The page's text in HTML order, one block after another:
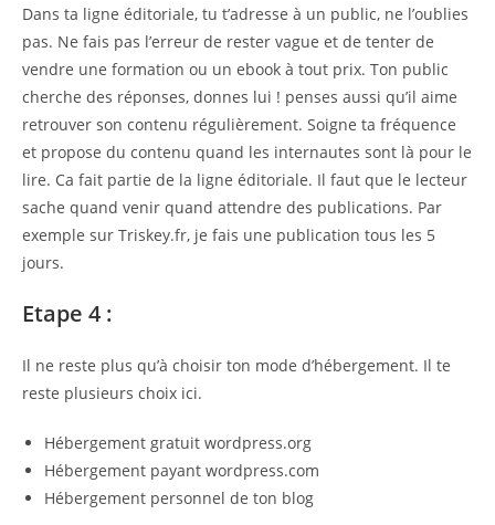
Dans ta ligne éditoriale, tu t’adresse à un public, ne l’oublies
pas. Ne fais pas l’erreur de rester vague et de tenter de
vendre une formation ou un ebook à tout prix. Ton public
cherche des réponses, donnes lui ! penses aussi qu’il aime
retrouver son contenu régulièrement. Soigne ta fréquence
et propose du contenu quand les internautes sont là pour le
lire. Ca fait partie de la ligne éditoriale. Il faut que le lecteur
sache quand venir quand attendre des publications. Par
exemple sur Triskey.fr, je fais une publication tous les 5
jours.
Etape 4 :
Il ne reste plus qu’à choisir ton mode d’hébergement. Il te
reste plusieurs choix ici.
Hébergement gratuit wordpress.org
Hébergement payant wordpress.com
Hébergement personnel de ton blog